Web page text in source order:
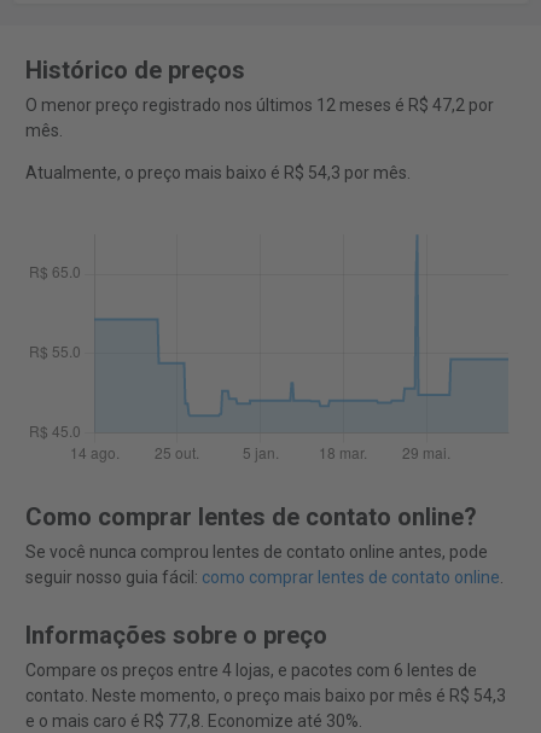
Histórico de preços
O menor preço registrado nos últimos 12 meses é R$ 47,2 por
mês.
Atualmente, o preço mais baixo é R$ 54,3 por mês.
Como comprar lentes de contato online?
Se você nunca comprou lentes de contato online antes, pode
seguir nosso guia fácil: como comprar lentes de contato online.
Informações sobre o preço
Compare os preços entre 4 lojas, e pacotes com 6 lentes de
contato. Neste momento, o preço mais baixo por mês é R$ 54,3
e o mais caro é R$ 77,8. Economize até 30%.